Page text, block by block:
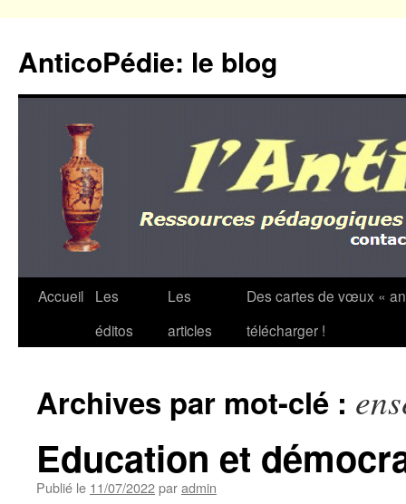
contenu
AnticoPédie: le blog
Accueil
Les
éditos
Les
articles
Des cartes de vœux «
télécharger !
Archives par mot-clé :
Education et
Publié le 11/07/2022paradmin